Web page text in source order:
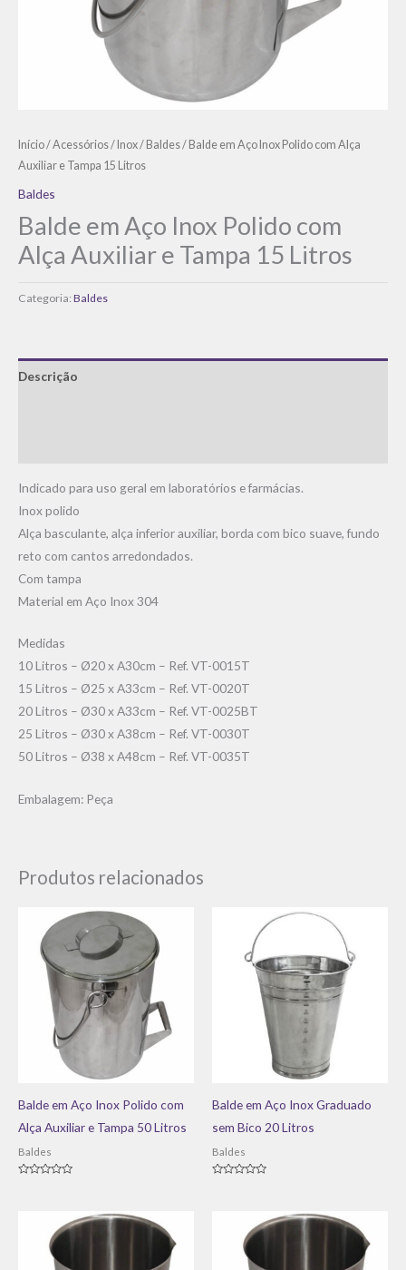
Início/Acessórios/ Inox/ Baldes/ Balde em Aço Inox Polido com Alça
Auxiliar e Tampa 15 Litros
Baldes
Balde em Aço Inox Polido com
Alça Auxiliar e Tampa 15 Litros
Categoria: Baldes
Descrição
Indicado para uso geral em laboratórios e farmácias.
​Inox polido
Alça basculante, alça inferior auxiliar, borda com bico suave, fundo
reto com cantos arredondados.
Com tampa
Material em Aço Inox 304
Medidas
10 Litros – Ø20 x A30cm – Ref. VT-0015T
15 Litros – Ø25 x A33cm – Ref. VT-0020T
20 Litros – Ø30 x A33cm – Ref. VT-0025BT
25 Litros – Ø30 x A38cm – Ref. VT-0030T
50 Litros – Ø38 x A48cm – Ref. VT-0035T
Embalagem: Peça
Produtos relacionados
Balde em Aço Inox Polido com
Alça Auxiliar e Tampa 50 Litros
Baldes
Balde em Aço Inox Graduado
sem Bico 20 Litros
Baldes